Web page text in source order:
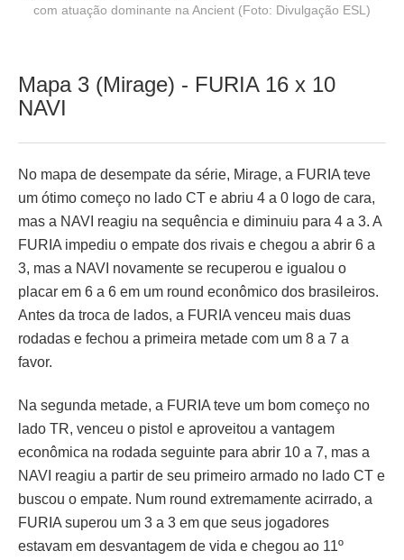
com atuação dominante na Ancient (Foto: Divulgação ESL)
Mapa 3 (Mirage) - FURIA 16 x 10
NAVI
No mapa de desempate da série, Mirage, a FURIA teve
um ótimo começo no lado CT e abriu 4 a 0 logo de cara,
mas a NAVI reagiu na sequência e diminuiu para 4 a 3. A
FURIA impediu o empate dos rivais e chegou a abrir 6 a
3, mas a NAVI novamente se recuperou e igualou o
placar em 6 a 6 em um round econômico dos brasileiros.
Antes da troca de lados, a FURIA venceu mais duas
rodadas e fechou a primeira metade com um 8 a 7 a
favor.
Na segunda metade, a FURIA teve um bom começo no
lado TR, venceu o pistol e aproveitou a vantagem
econômica na rodada seguinte para abrir 10 a 7, mas a
NAVI reagiu a partir de seu primeiro armado no lado CT e
buscou o empate. Num round extremamente acirrado, a
FURIA superou um 3 a 3 em que seus jogadores
estavam em desvantagem de vida e chegou ao 11º